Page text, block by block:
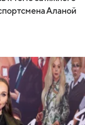
Аланой